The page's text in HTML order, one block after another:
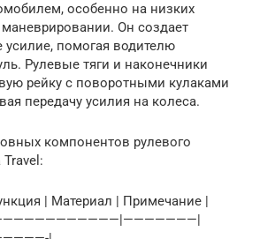
особенно на низких
маневрировании. Он создает
усилие, помогая водителю
Рулевые тяги и наконечники
рейку с поворотными кулаками
передачу усилия на колеса.
компонентов рулевого
| Материал | Примечание |